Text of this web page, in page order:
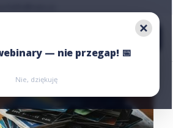
— nie przegap! 📅
Zarejestruj się
Zarejestruj się
Nie, dziękuję